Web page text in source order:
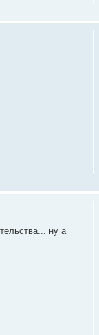
ну а